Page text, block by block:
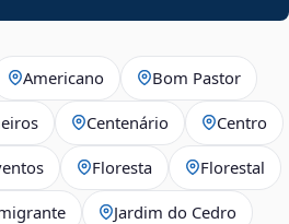
Americano Bom Pastor
Centenário Centro
Floresta Florestal
Jardim do Cedro